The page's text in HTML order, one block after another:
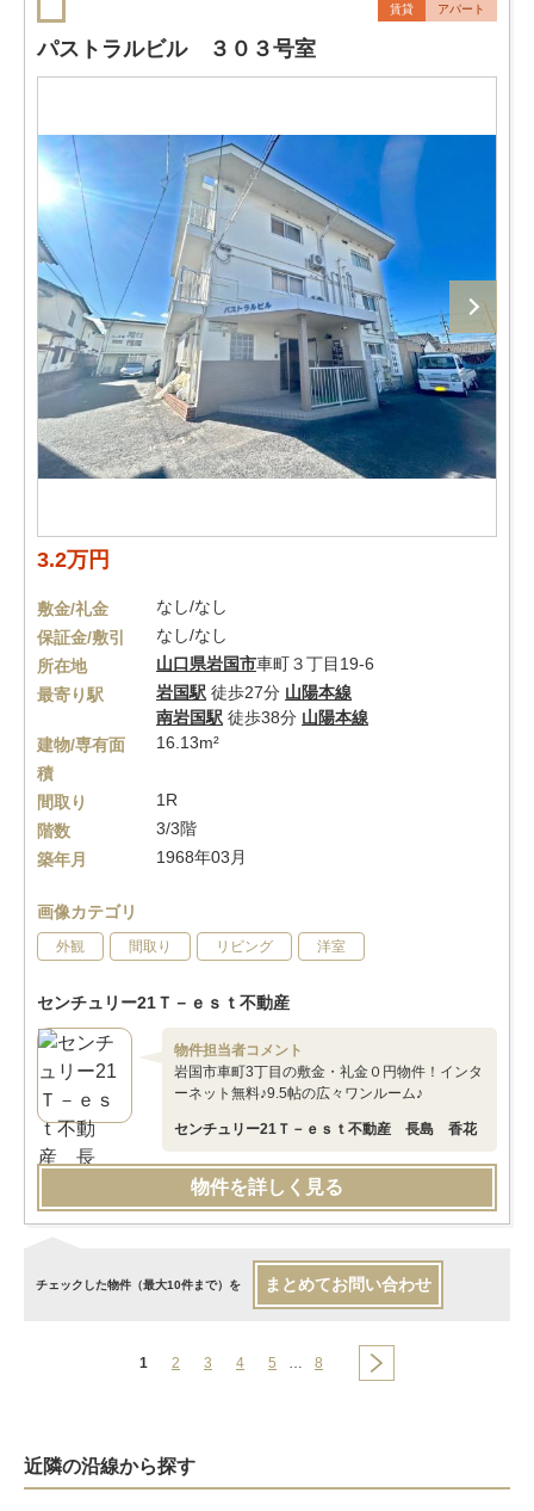
賃貸 アパート
パストラルビル ３０３号室
3.2万円
敷金/礼金
なし/なし
保証金/敷引
なし/なし
所在地
山口県岩国市車町３丁目19-6
最寄り駅
岩国駅 徒歩27分 山陽本線
南岩国駅 徒歩38分 山陽本線
建物/専有面
積
16.13m²
間取り
1R
階数
3/3階
築年月
1968年03月
画像カテゴリ
外観 間取り リビング 洋室
センチュリー21Ｔ－ｅｓｔ不動産
物件担当者コメント
岩国市車町3丁目の敷金・礼金０円物件！インタ
ーネット無料♪9.5帖の広々ワンルーム♪
センチュリー21Ｔ－ｅｓｔ不動産 長島 香花
物件を詳しく見る
チェックした物件（最大10件まで）を まとめてお問い合わせ
1 2 3 4 5 … 8
近隣の沿線から探す